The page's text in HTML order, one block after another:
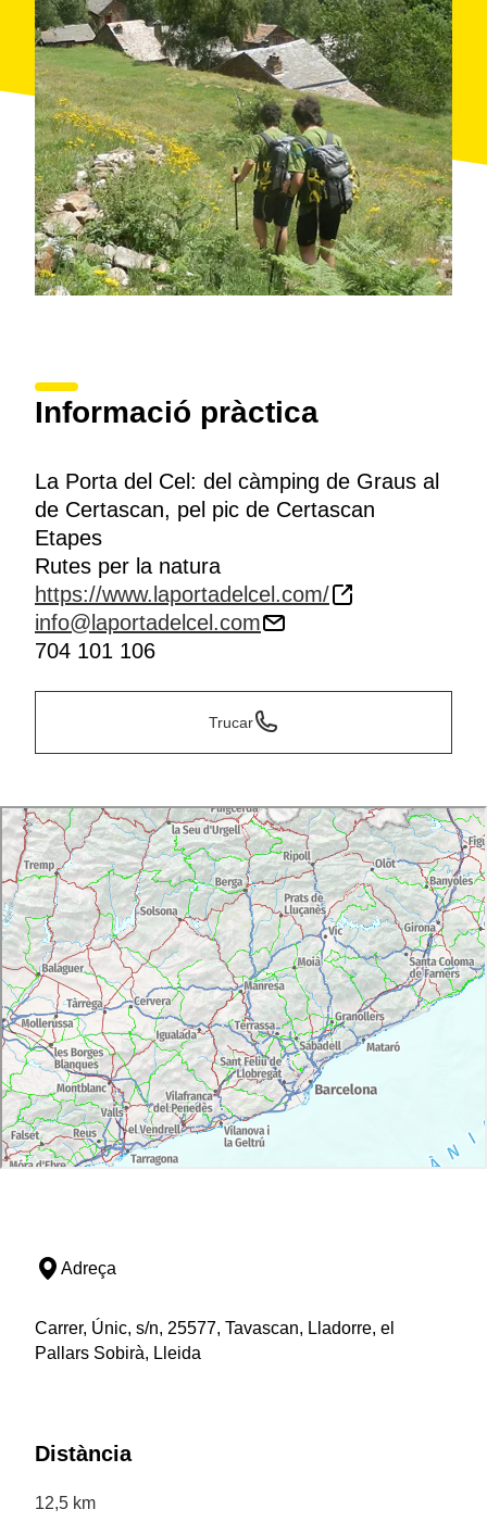
Informació pràctica
La Porta del Cel: del càmping de Graus al
de Certascan, pel pic de Certascan
Etapes
Rutes per la natura
https://www.laportadelcel.com/
info@laportadelcel.com
704 101 106
Trucar
Adreça
Carrer, Únic, s/n, 25577, Tavascan, Lladorre, el
Pallars Sobirà, Lleida
Distància
12,5 km